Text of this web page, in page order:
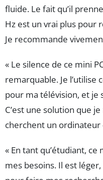
fluide. Le fait qu’il
Hz est un vrai plus pour
Je recommande
« Le silence de ce mini
remarquable. Je l’utilise
pour ma télévision, et je
C’est une solution que
cherchent un ordinateur
« En tant qu’étudiant,
mes besoins. Il est